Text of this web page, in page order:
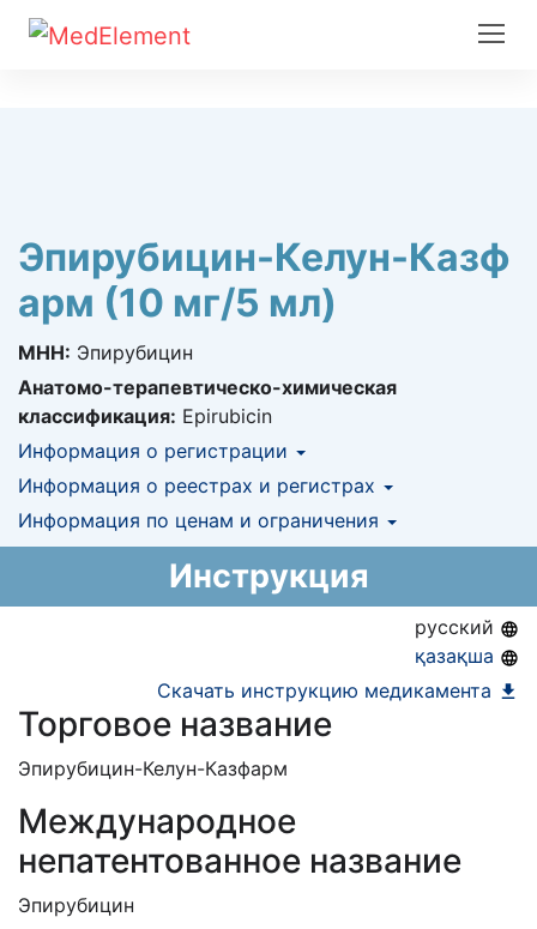
Эпирубицин-Келун-Казф
арм (10 мг/5 мл)
МНН: Эпирубицин
Анатомо-терапевтическо-химическая
классификация: Epirubicin
Информация о регистрации
Номер регистрации в РК:№ РК-ЛС-5№022272
Информация о регистрации в РК:06.08.2021 -
06.08.2031
Информация о реестрах и регистрах
КНФ (ЛС включено в Казахстанский
национальный формуляр лекарственных
Информация по ценам и ограничения
Инструкция
русский
қазақша
Скачать инструкцию медикамента
Торговое название
Эпирубицин-Келун-Казфарм
Международное
непатентованное название
Эпирубицин